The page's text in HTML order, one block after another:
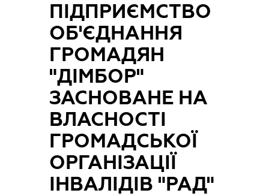
ПІДПРИЄМСТВО
ОБ'ЄДНАННЯ
ГРОМАДЯН
"ДІМБОР"
ЗАСНОВАНЕ НА
ВЛАСНОСТІ
ГРОМАДСЬКОЇ
ОРГАНІЗАЦІЇ
ІНВАЛІДІВ "РАД"